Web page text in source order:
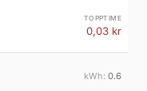
0,03 kr
0.6